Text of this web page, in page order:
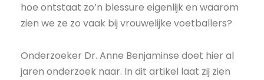
hoe ontstaat zo’n blessure eigenlijk en waarom
zien we ze zo vaak bij vrouwelijke voetballers?
Onderzoeker Dr. Anne Benjaminse doet hier al
jaren onderzoek naar. In dit artikel laat zij zien